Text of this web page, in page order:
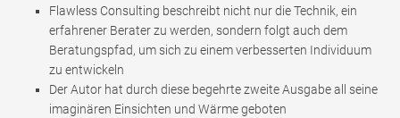
Flawless Consulting beschreibt nicht nur die Technik, ein
erfahrener Berater zu werden, sondern folgt auch dem
Beratungspfad, um sich zu einem verbesserten Individuum
zu entwickeln
Der Autor hat durch diese begehrte zweite Ausgabe all seine
imaginären Einsichten und Wärme geboten